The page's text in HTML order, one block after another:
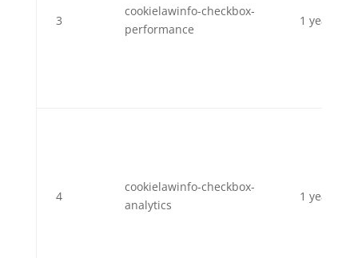
3
cookielawinfo-checkbox-
performance
1 year
4
cookielawinfo-checkbox-
analytics
1 year